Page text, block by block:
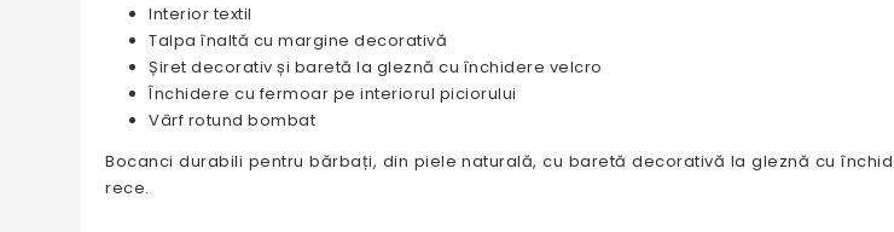
Interior textil
Talpa înaltă cu margine decorativă
Șiret decorativ și baretă la gleznă cu închidere velcro
Închidere cu fermoar pe interiorul piciorului
Vârf rotund bombat
Bocanci durabili pentru bărbați, din piele naturală, cu baretă decorativă la gleznă cu
rece.